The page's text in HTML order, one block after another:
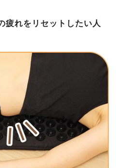
疲れをリセットしたい人